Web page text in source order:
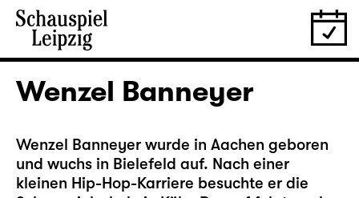
Wenzel Banneyer
Wenzel Banneyer wurde in Aachen geboren
und wuchs in Bielefeld auf. Nach einer
kleinen Hip-Hop-Karriere besuchte er die